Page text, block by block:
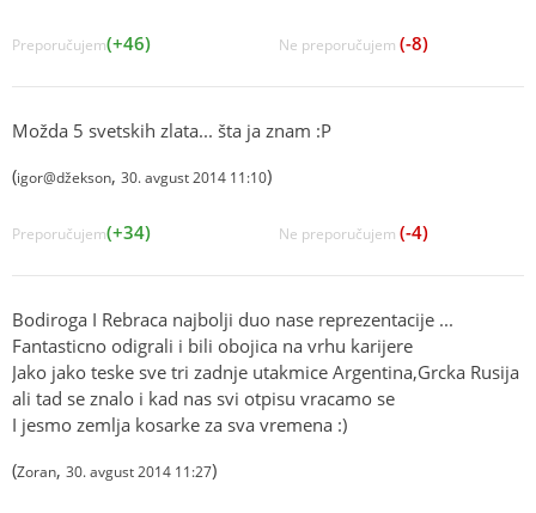
Preporučujem(+46) Ne preporučujem (-8)
Možda 5 svetskih zlata... šta ja znam :P
(igor@džekson, 30. avgust 2014 11:10)
Preporučujem(+34) Ne preporučujem (-4)
Bodiroga I Rebraca najbolji duo nase reprezentacije ...
Fantasticno odigrali i bili obojica na vrhu karijere
Jako jako teske sve tri zadnje utakmice Argentina,Grcka Rusija
ali tad se znalo i kad nas svi otpisu vracamo se
I jesmo zemlja kosarke za sva vremena :)
(Zoran, 30. avgust 2014 11:27)